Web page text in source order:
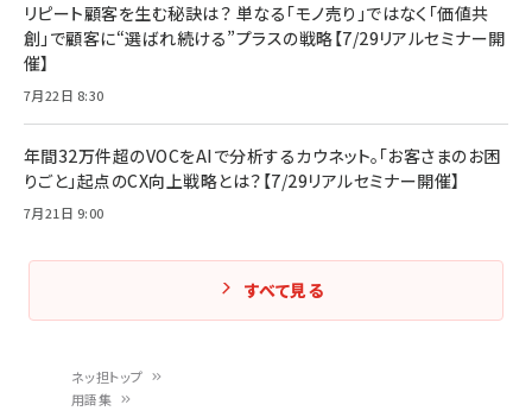
ネッ担トップ
用語集
リピート顧客を生む秘訣は？ 単なる「モノ売り」ではなく「価値共
創」で顧客に“選ばれ続ける”プラスの戦略【7/29リアルセミナー開
催】
7月22日 8:30
年間32万件超のVOCをAIで分析するカウネット。「お客さまのお困
りごと」起点のCX向上戦略とは？【7/29リアルセミナー開催】
7月21日 9:00
すべて見る